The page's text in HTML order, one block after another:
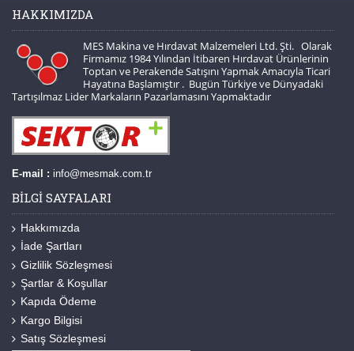
HAKKIMIZDA
MES Makina ve Hırdavat Malzemeleri Ltd. Şti. Olarak
Firmamız 1984 Yılından İtibaren Hırdavat Ürünlerinin
Toptan ve Perakende Satışını Yapmak Amacıyla Ticari
Hayatına Başlamıştır . Bugün Türkiye ve Dünyadaki
Tartışılmaz Lider Markaların Pazarlamasını Yapmaktadır
E-mail : info@mesmak.com.tr
BILGI SAYFALARI
Hakkımızda
İade Şartları
Gizlilik Sözleşmesi
Şartlar & Koşullar
Kapıda Ödeme
Kargo Bilgisi
Satış Sözleşmesi